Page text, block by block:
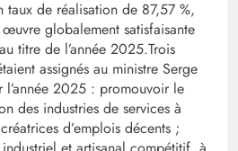
taux de réalisation de 87,57 %,
globalement satisfaisante
titre de l’année 2025.‎‎Trois
assignés au ministre Serge
2025 : promouvoir le
des industries de services à
d’emplois décents ;